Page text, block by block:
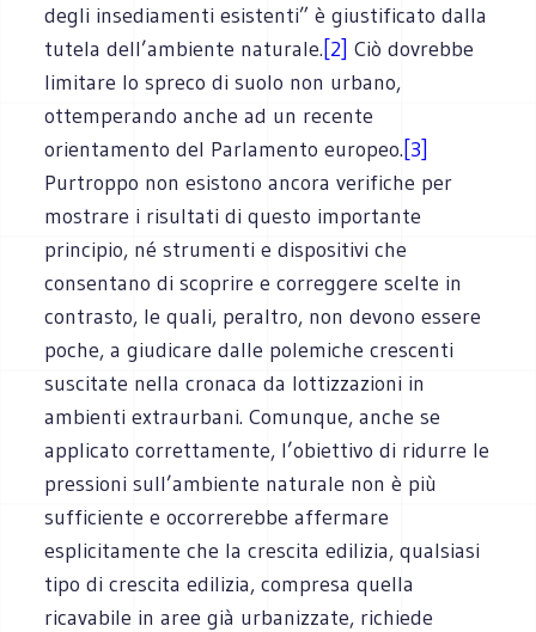
degli insediamenti esistenti” è giustificato dalla
tutela dell’ambiente naturale.[2] Ciò dovrebbe
limitare lo spreco di suolo non urbano,
ottemperando anche ad un recente
orientamento del Parlamento europeo.[3]
Purtroppo non esistono ancora verifiche per
mostrare i risultati di questo importante
principio, né strumenti e dispositivi che
consentano di scoprire e correggere scelte in
contrasto, le quali, peraltro, non devono essere
poche, a giudicare dalle polemiche crescenti
suscitate nella cronaca da lottizzazioni in
ambienti extraurbani. Comunque, anche se
applicato correttamente, l’obiettivo di ridurre le
pressioni sull’ambiente naturale non è più
sufficiente e occorrerebbe affermare
esplicitamente che la crescita edilizia, qualsiasi
tipo di crescita edilizia, compresa quella
ricavabile in aree già urbanizzate, richiede